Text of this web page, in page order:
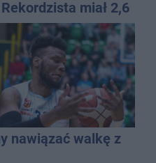
miał 2,6
nawiązać walkę z